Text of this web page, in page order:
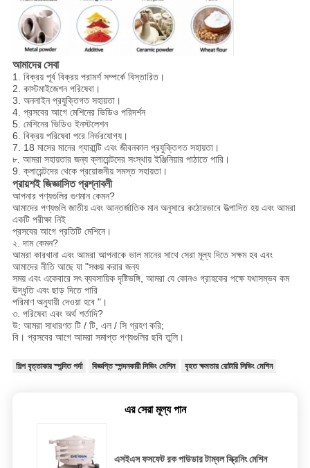
আমাদের সেবা
1. বিক্রয় পূর্ব বিক্রয় পরামর্শ সম্পর্কে বিস্তারিত।
2. কাস্টমাইজেশন পরিষেবা।
3. অনলাইন প্রযুক্তিগত সহায়তা।
4. প্রসবের আগে মেশিনের ভিডিও পরিদর্শন
5. মেশিনের ভিডিও ইনস্টলেশন
6. বিক্রয় পরিষেবা পরে নির্ভরযোগ্য।
7. 18 মাসের মানের গ্যারান্টি এবং জীবনকাল প্রযুক্তিগত সহায়তা।
৮. আমরা সহায়তার জন্য ক্লায়েন্টদের সংস্থায় ইঞ্জিনিয়ার পাঠাতে পারি।
9. ক্লায়েন্টদের থেকে প্রয়োজনীয় সমস্ত সহায়তা।
প্রায়শই জিজ্ঞাসিত প্রশ্নাবলী
আপনার পণ্যগুলির গুণমান কেমন?
আমাদের পণ্যগুলি জাতীয় এবং আন্তর্জাতিক মান অনুসারে কঠোরভাবে উত্পাদিত হয় এবং আমরা
একটি পরীক্ষা নিই
প্রসবের আগে প্রতিটি মেশিনে।
২. দাম কেমন?
আমরা কারখানা এবং আমরা আপনাকে ভাল মানের সাথে সেরা মূল্য দিতে সক্ষম হব এবং
আমাদের নীতি আছে যা "সঞ্চয় করার জন্য
সময় এবং একেবারে সৎ ব্যবসায়িক দৃষ্টিভঙ্গি, আমরা যে কোনও গ্রাহকের পক্ষে যথাসম্ভব কম
উদ্ধৃতি এবং ছাড় দিতে পারি
পরিমাণ অনুযায়ী দেওয়া হবে "।
৩. পরিষেবা এবং অর্থ শর্তাদি?
উ: আমরা সাধারণত টি / টি, এল / সি গ্রহণ করি;
বি। প্রসবের আগে আমরা সমাপ্ত পণ্যগুলির ছবি তুলি।
শিল্প বৃত্তাকার স্পন্দিত পর্দা বিজ্ঞপ্তি স্পন্দনকারী সিভিং মেশিন বৃহত ক্ষমতার রোটারি সিভিং মেশিন
এর সেরা মূল্য পান
এসইএস ফসফেট রক পাউডার টাম্বল স্ক্রিনিং মেশিন